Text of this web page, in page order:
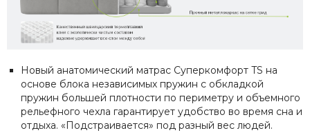
Новый анатомический матрас Суперкомфорт TS на
основе блока независимых пружин с обкладкой
пружин большей плотности по периметру и объемного
рельефного чехла гарантирует удобство во время сна и
отдыха. «Подстраивается» под разный вес людей.